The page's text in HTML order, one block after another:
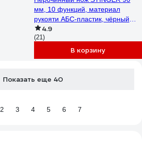
мм, 10 функций, материал
рукояти АБС-пластик, чёрный
FK-K5018-5P
4.9
(21)
В корзину
Показать еще 40
2 3 4 5 6 7